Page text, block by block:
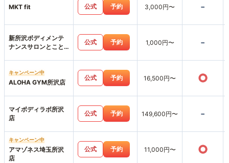
MKT fit 公式 予約 3,000円〜 -
新所沢ボディメンテ
ナンスサロンとこと
公式 予約 1,000円〜 -
キャンペーン中
ALOHA GYM所沢店
公式 予約 16,500円〜 ○
マイボディラボ所沢
店
公式 予約 149,600円〜 -
キャンペーン中
アマゾネス埼玉所沢
店
公式 予約 11,000円〜 ○